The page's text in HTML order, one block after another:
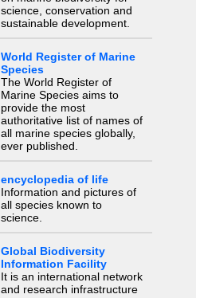
science, conservation and
sustainable development.
World Register of Marine
Species
The World Register of
Marine Species aims to
provide the most
authoritative list of names of
all marine species globally,
ever published.
encyclopedia of life
Information and pictures of
all species known to
science.
Global Biodiversity
Information Facility
It is an international network
and research infrastructure